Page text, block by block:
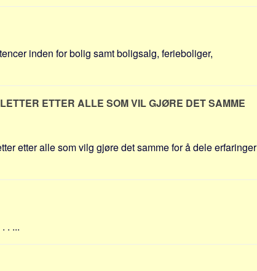
inden for bolig samt boligsalg, ferieboliger,
ETTER ALLE SOM VIL GJØRE DET SAMME
etter alle som vilg gjøre det samme for å dele erfaringer
. ...